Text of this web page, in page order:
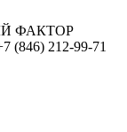
ФАКТОР
(846) 212-99-71